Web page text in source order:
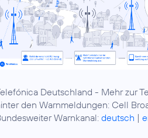
Deutschland - Mehr zur
den Warnmeldungen: Cell
Warnkanal:deutsch |